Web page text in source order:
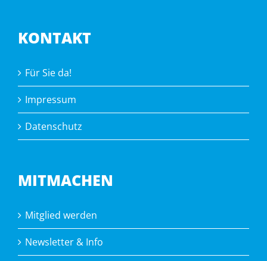
KONTAKT
Für Sie da!
Impressum
Datenschutz
MITMACHEN
Mitglied werden
Newsletter & Info